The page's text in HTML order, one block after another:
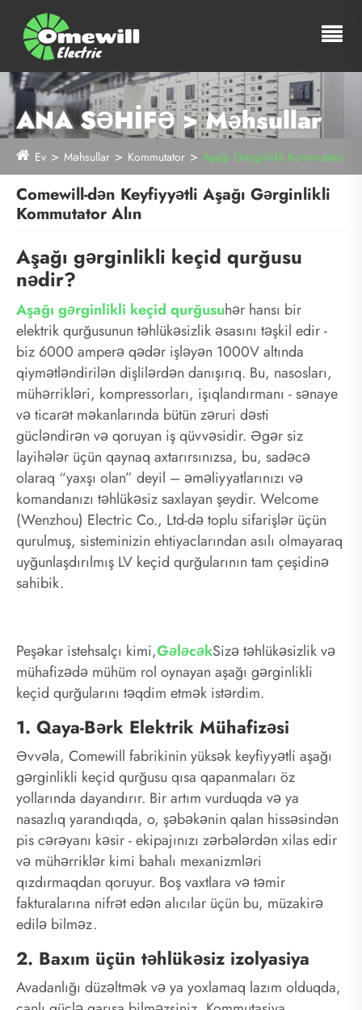
ANA SƏHİFƏ > Məhsullar
Ev Məhsullar Kommutator Aşağı Gərginlikli Kommutator
Comewill-dən Keyfiyyətli Aşağı Gərginlikli
Kommutator Alın
Aşağı gərginlikli keçid qurğusu
nədir?
Aşağı gərginlikli keçid qurğusuhər hansı bir
elektrik qurğusunun təhlükəsizlik əsasını təşkil edir -
biz 6000 amperə qədər işləyən 1000V altında
qiymətləndirilən dişlilərdən danışırıq. Bu, nasosları,
mühərrikləri, kompressorları, işıqlandırmanı - sənaye
və ticarət məkanlarında bütün zəruri dəsti
gücləndirən və qoruyan iş qüvvəsidir. Əgər siz
layihələr üçün qaynaq axtarırsınızsa, bu, sadəcə
olaraq “yaxşı olan” deyil – əməliyyatlarınızı və
komandanızı təhlükəsiz saxlayan şeydir. Welcome
(Wenzhou) Electric Co., Ltd-də toplu sifarişlər üçün
qurulmuş, sisteminizin ehtiyaclarından asılı olmayaraq
uyğunlaşdırılmış LV keçid qurğularının tam çeşidinə
sahibik.
Peşəkar istehsalçı kimi,GələcəkSizə təhlükəsizlik və
mühafizədə mühüm rol oynayan aşağı gərginlikli
keçid qurğularını təqdim etmək istərdim.
1. Qaya-Bərk Elektrik Mühafizəsi
Əvvəla, Comewill fabrikinin yüksək keyfiyyətli aşağı
gərginlikli keçid qurğusu qısa qapanmaları öz
yollarında dayandırır. Bir artım vurduqda və ya
nasazlıq yarandıqda, o, şəbəkənin qalan hissəsindən
pis cərəyanı kəsir - ekipajınızı zərbələrdən xilas edir
və mühərriklər kimi bahalı mexanizmləri
qızdırmaqdan qoruyur. Boş vaxtlara və təmir
fakturalarına nifrət edən alıcılar üçün bu, müzakirə
edilə bilməz.
2. Baxım üçün təhlükəsiz izolyasiya
Avadanlığı düzəltmək və ya yoxlamaq lazım olduqda,